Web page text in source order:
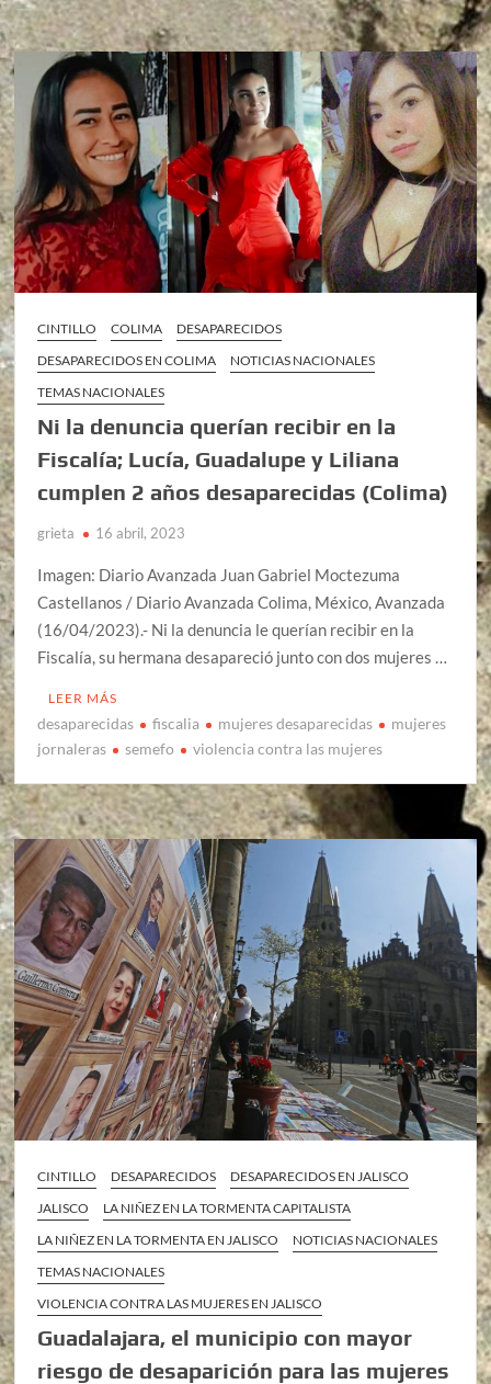
CINTILLO COLIMA
DESAPARECIDOS
DESAPARECIDOS EN COLIMA
NOTICIAS NACIONALES
TEMAS NACIONALES
Ni la denuncia querían recibir en la
Fiscalía; Lucía, Guadalupe y Liliana
cumplen 2 años desaparecidas (Colima)
grieta 16 abril, 2023
Imagen: Diario Avanzada Juan Gabriel Moctezuma
Castellanos / Diario Avanzada Colima, México, Avanzada
(16/04/2023).- Ni la denuncia le querían recibir en la
Fiscalía, su hermana desapareció junto con dos mujeres …
LEER MÁS
desaparecidas fiscalia mujeres desaparecidas
mujeres
jornaleras
semefo violencia contra las mujeres
CINTILLO DESAPARECIDOS
DESAPARECIDOS EN JALISCO
JALISCO
LA NIÑEZ EN LA TORMENTA CAPITALISTA
LA NIÑEZ EN LA TORMENTA EN JALISCO
NOTICIAS NACIONALES
TEMAS NACIONALES
VIOLENCIA CONTRA LAS MUJERES EN JALISCO
Guadalajara, el municipio con mayor
riesgo de desaparición para las mujeres